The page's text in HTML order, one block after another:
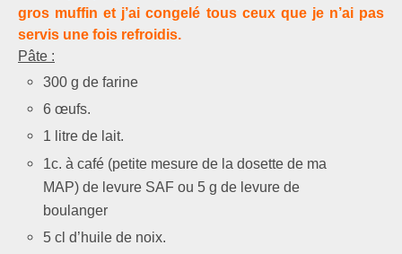
gros muffin et j’ai congelé tous ceux que je n’ai pas
servis une fois refroidis.
Pâte :
300 g de farine
6 œufs.
1 litre de lait.
1c. à café (petite mesure de la dosette de ma
MAP) de levure SAF ou 5 g de levure de
boulanger
5 cl d’huile de noix.